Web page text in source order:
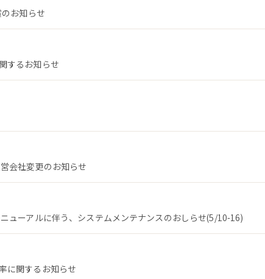
お知らせ
するお知らせ
会社変更のお知らせ
ューアルに伴う、システムメンテナンスのおしらせ(5/10-16)
に関するお知らせ